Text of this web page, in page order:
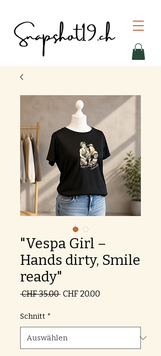
"Vespa Girl –
Hands dirty, Smile
ready"
CHF 35.00 Standardpreis
CHF 20.00
Schnitt *